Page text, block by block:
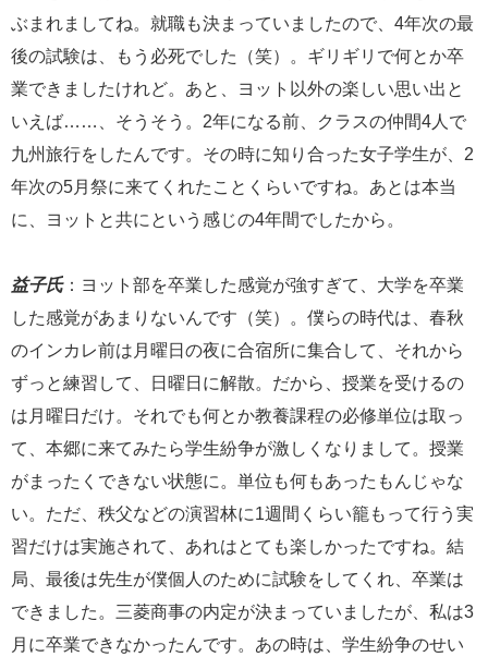
ぶまれましてね。就職も決まっていましたので、4年次の最
後の試験は、もう必死でした（笑）。ギリギリで何とか卒
業できましたけれど。あと、ヨット以外の楽しい思い出と
いえば……、そうそう。2年になる前、クラスの仲間4人で
九州旅行をしたんです。その時に知り合った女子学生が、2
年次の5月祭に来てくれたことくらいですね。あとは本当
に、ヨットと共にという感じの4年間でしたから。
益子氏：ヨット部を卒業した感覚が強すぎて、大学を卒業
した感覚があまりないんです（笑）。僕らの時代は、春秋
のインカレ前は月曜日の夜に合宿所に集合して、それから
ずっと練習して、日曜日に解散。だから、授業を受けるの
は月曜日だけ。それでも何とか教養課程の必修単位は取っ
て、本郷に来てみたら学生紛争が激しくなりまして。授業
がまったくできない状態に。単位も何もあったもんじゃな
い。ただ、秩父などの演習林に1週間くらい籠もって行う実
習だけは実施されて、あれはとても楽しかったですね。結
局、最後は先生が僕個人のために試験をしてくれ、卒業は
できました。三菱商事の内定が決まっていましたが、私は3
月に卒業できなかったんです。あの時は、学生紛争のせい